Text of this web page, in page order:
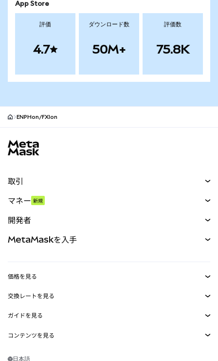
App Store
評価
4.7
ダウンロード数
50M+
評価数
75.8K
ENPHon/FXIon
取引
パーペチュアル
RWA
マネー 新規
開発者
MetaMask Connect
Snaps
Web3サービス
MetaMaskを入手
セキュリティ
サポート
キャリア
価格を見る
イーサリアムの価格
Solanaの価格
Tetherの価格
交換レートを見る
ETH→USD
USDT→INR
ガイドを見る
ETHの購入
コンテンツを見る
Solanaウォレット
日本語